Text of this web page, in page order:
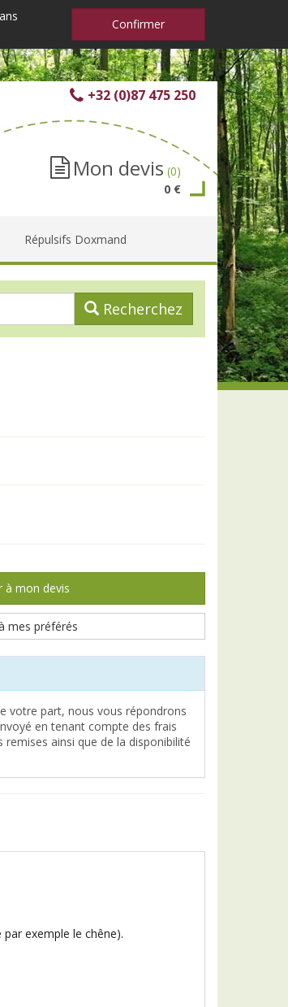
Confirmer
+32 (0)87 475 250
Mon devis (0)
0 €
Répulsifs Doxmand
Recherchez
à mon devis
mes préférés
votre part, nous vous répondrons
en tenant compte des frais
ainsi que de la disponibilité
exemple le chêne).